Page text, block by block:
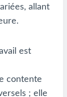
allant
est
contente
; elle